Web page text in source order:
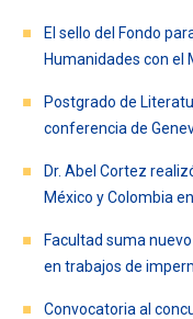
Estudiantes
Académicos
El sello del Fondo
Humanidades con el
Postgrado de
conferencia de
Dr. Abel Cortez
México y Colombia
Facultad suma
en trabajos de
Convocatoria al